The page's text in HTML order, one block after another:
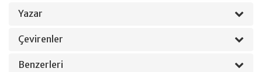
Yazar
Çevirenler
Benzerleri